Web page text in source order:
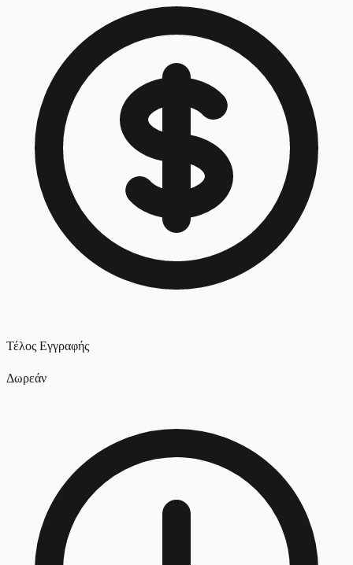
Τέλος Εγγραφής
Δωρεάν